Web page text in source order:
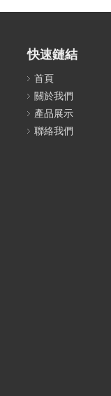
快速鏈結
首頁
關於我們
產品展示
聯絡我們